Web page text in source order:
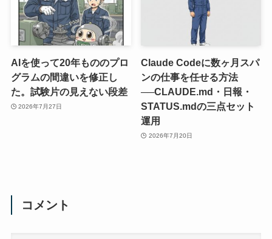
AIを使って20年もののプロ
グラムの間違いを修正し
た。試験片の見えない段差
2026年7月27日
Claude Codeに数ヶ月スパ
ンの仕事を任せる方法
──CLAUDE.md・日報・
STATUS.mdの三点セット
運用
2026年7月20日
コメント